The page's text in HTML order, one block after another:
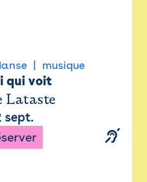
musique
qui voit
Lataste
sept.